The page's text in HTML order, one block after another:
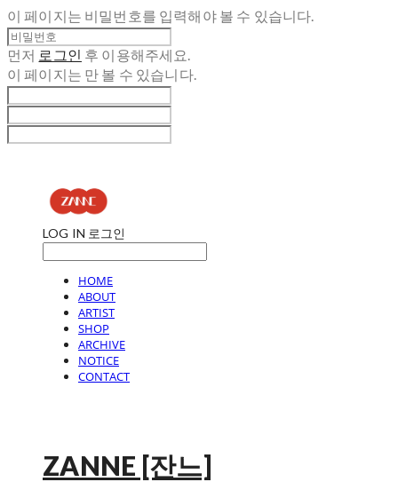
이 페이지는 비밀번호를 입력해야 볼 수 있습니다.
먼저 로그인 후 이용해주세요.
이 페이지는 만 볼 수 있습니다.
LOG IN 로그인
HOME
ABOUT
ARTIST
SHOP
ARCHIVE
NOTICE
CONTACT
ZANNE [잔느]